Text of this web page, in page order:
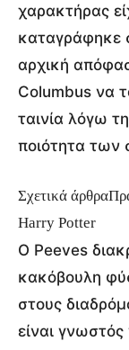
χαρακτήρας
καταγράφηκε
αρχική
Columbus να
ταινία λόγω
ποιότητα των
Σχετικά άρθρα
Harry Potter
O Peeves
κακόβουλη
στους
είναι